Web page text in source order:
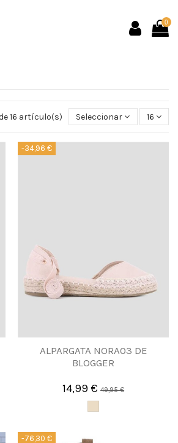
0
16 artículo(s) Seleccionar 16
-34,96 €
ALPARGATA NORA03 DE
BLOGGER
14,99 €49,95 €
-76,30 €